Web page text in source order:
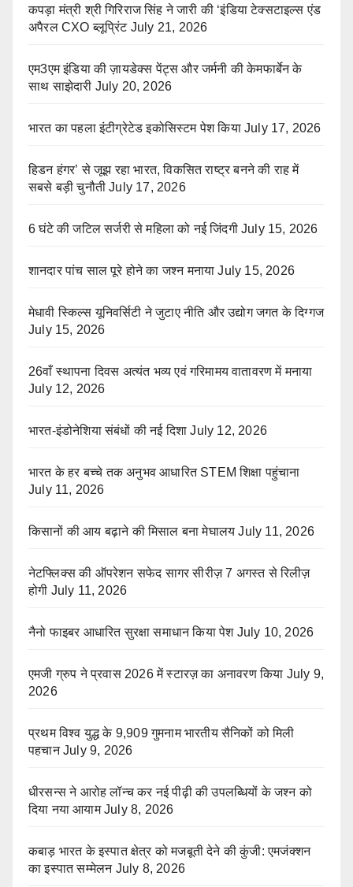
कपड़ा मंत्री श्री गिरिराज सिंह ने जारी की ‘इंडिया टेक्सटाइल्स एंड
अपैरल CXO ब्लूप्रिंट July 21, 2026
एम3एम इंडिया की ज़ायडेक्स पेंट्स और जर्मनी की केमफार्बेन के
साथ साझेदारी July 20, 2026
भारत का पहला इंटीग्रेटेड इकोसिस्टम पेश किया July 17, 2026
हिडन हंगर’ से जूझ रहा भारत, विकसित राष्ट्र बनने की राह में
सबसे बड़ी चुनौती July 17, 2026
6 घंटे की जटिल सर्जरी से महिला को नई जिंदगी July 15, 2026
शानदार पांच साल पूरे होने का जश्न मनाया July 15, 2026
मेधावी स्किल्स यूनिवर्सिटी ने जुटाए नीति और उद्योग जगत के दिग्गज
July 15, 2026
26वाँ स्थापना दिवस अत्यंत भव्य एवं गरिमामय वातावरण में मनाया
July 12, 2026
भारत-इंडोनेशिया संबंधों की नई दिशा July 12, 2026
भारत के हर बच्चे तक अनुभव आधारित STEM शिक्षा पहुंचाना
July 11, 2026
किसानों की आय बढ़ाने की मिसाल बना मेघालय July 11, 2026
नेटफ्लिक्स की ऑपरेशन सफेद सागर सीरीज़ 7 अगस्त से रिलीज़
होगी July 11, 2026
नैनो फाइबर आधारित सुरक्षा समाधान किया पेश July 10, 2026
एमजी ग्रुप ने प्रवास 2026 में स्टारज़ का अनावरण किया July 9,
2026
प्रथम विश्व युद्ध के 9,909 गुमनाम भारतीय सैनिकों को मिली
पहचान July 9, 2026
धीरसन्स ने आरोह लॉन्च कर नई पीढ़ी की उपलब्धियों के जश्न को
दिया नया आयाम July 8, 2026
कबाड़ भारत के इस्पात क्षेत्र को मजबूती देने की कुंजी: एमजंक्शन
का इस्पात सम्मेलन July 8, 2026